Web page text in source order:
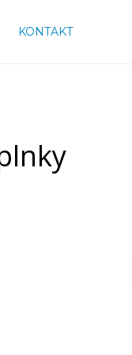
KONTAKT